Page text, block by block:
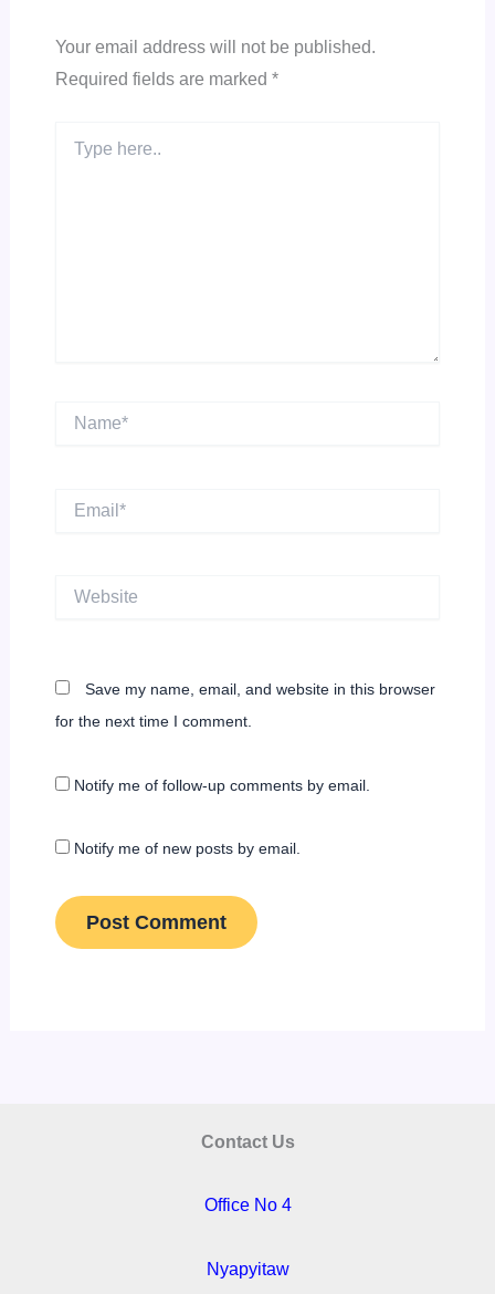
Your email address will not be published.
Required fields are marked *
here..
Website
Save my name, email, and website in this browser
for the next time I comment.
Notify me of follow-up comments by email.
Notify me of new posts by email.
Contact Us
Office No 4
Nyapyitaw